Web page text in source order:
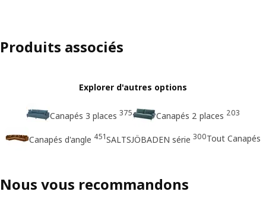
Produits associés
Explorer d'autres options
Canapés 3 places 375 Canapés 2 places 203
Canapés d'angle 451SALTSJÖBADEN série 300Tout Canapés
Nous vous recommandons